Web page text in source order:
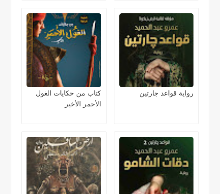
رواية قواعد جارتين
كتاب من حكايات الغول
الأحمر الأخير